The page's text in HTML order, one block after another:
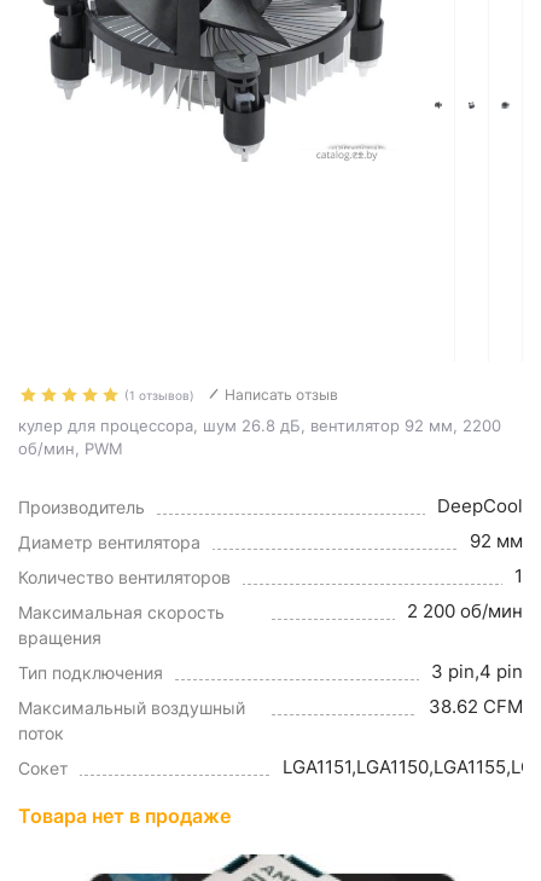
(1 отзывов) Написать отзыв
кулер для процессора, шум 26.8 дБ, вентилятор 92 мм, 2200
об/мин, PWM
Производитель DeepCool
Диаметр вентилятора 92 мм
Количество вентиляторов 1
Максимальная скорость
вращения
2 200 об/мин
Тип подключения 3 pin,4 pin
Максимальный воздушный
поток
38.62 CFM
Сокет
Товара нет в продаже